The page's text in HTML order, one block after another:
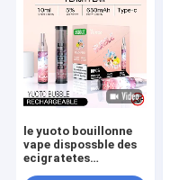
le yuoto bouillonne
vape dispossble des
ecigratetes